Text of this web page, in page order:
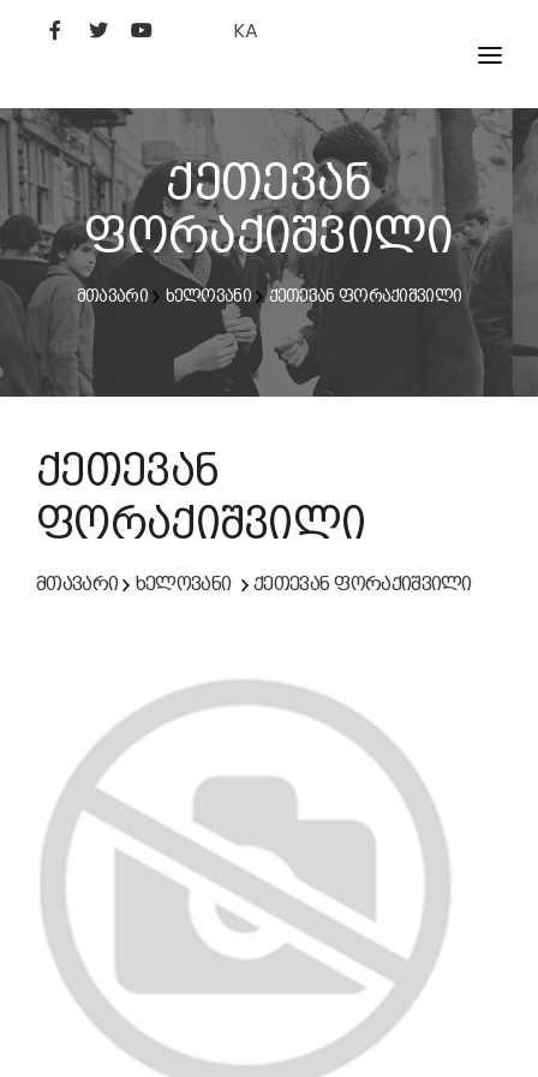
KA
ᲤᲘᲚᲛᲔᲑᲘ
ᲮᲔᲚᲝᲕᲐᲜᲘ
ᲙᲘᲜᲝᲡᲢᲣᲓᲘᲐ
ᲙᲘᲜᲝᲐᲙᲐᲓᲔᲛᲘᲐ
ქეთევან
ფორაქიშვილი
მთავარი ხელოვანი ქეთევან ფორაქიშვილი
ქეთევან
ფორაქიშვილი
მთავარი ხელოვანი ქეთევან ფორაქიშვილი